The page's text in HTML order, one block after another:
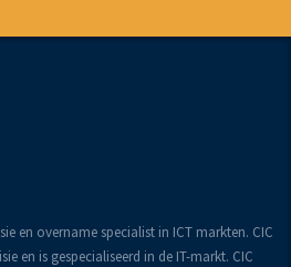
en overname specialist in ICT markten. CIC
en is gespecialiseerd in de IT-markt. CIC